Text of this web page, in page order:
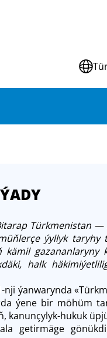
Türkmenistan
ýyllyk taryhy
gazananlaryny
halk
ýanwarynda
ýene bir möhüm
kanunçylyk-hukuk
getirmäge